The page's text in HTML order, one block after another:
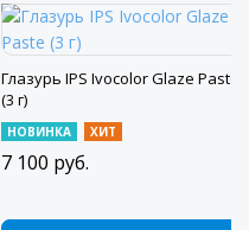
Глазурь IPS Ivocolor Glaze Paste
(3 г)
НОВИНКА ХИТ
7 100 руб.